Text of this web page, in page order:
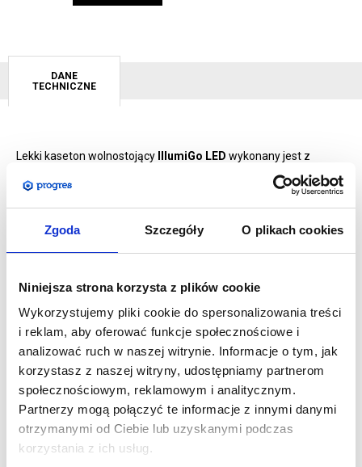
Zgoda Szczegóły O plikach cookies
Niniejsza strona korzysta z plików cookie
Wykorzystujemy pliki cookie do spersonalizowania treści
i reklam, aby oferować funkcje społecznościowe i
analizować ruch w naszej witrynie. Informacje o tym, jak
korzystasz z naszej witryny, udostępniamy partnerom
społecznościowym, reklamowym i analitycznym.
Partnerzy mogą połączyć te informacje z innymi danymi
otrzymanymi od Ciebie lub uzyskanymi podczas
korzystania z ich usług.
DANE
TECHNICZNE
Lekki kaseton wolnostojący IllumiGo LED wykonany jest z
białych profili. Montaż odbywa się bez użycia narzędzi dzięki
czemu możemy rozpocząć prezentację w szybki sposób.
zabezpieczającymi w trakcie transportu
publicznego - muzeów, teatrów, banków czy galerii
handlowych. Taki rodzaj przekazywania informacji to podwójny
sukces. Z jednej strony nieustannie przyciąga uwagę, z drugiej
jest niebywale energooszczędny.
SPECYFIKACJA:
Wymiar fizyczny ścianki w mm: 2000 (wys.) x 2000
(szer.) x 400 (gł)
Aluminiowy profil 100 mm malowany proszkowo na